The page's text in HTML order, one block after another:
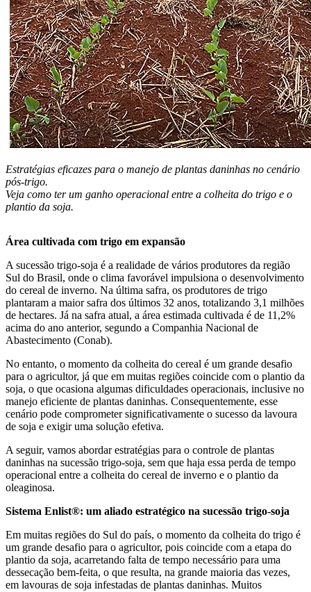
Estratégias eficazes para o manejo de plantas daninhas no cenário
pós-trigo.
Veja como ter um ganho operacional entre a colheita do trigo e o
plantio da soja.
Área cultivada com trigo em expansão
A sucessão trigo-soja é a realidade de vários produtores da região
Sul do Brasil, onde o clima favorável impulsiona o desenvolvimento
do cereal de inverno. Na última safra, os produtores de trigo
plantaram a maior safra dos últimos 32 anos, totalizando 3,1 milhões
de hectares. Já na safra atual, a área estimada cultivada é de 11,2%
acima do ano anterior, segundo a Companhia Nacional de
Abastecimento (Conab).
No entanto, o momento da colheita do cereal é um grande desafio
para o agricultor, já que em muitas regiões coincide com o plantio da
soja, o que ocasiona algumas dificuldades operacionais, inclusive no
manejo eficiente de plantas daninhas. Consequentemente, esse
cenário pode comprometer significativamente o sucesso da lavoura
de soja e exigir uma solução efetiva.
A seguir, vamos abordar estratégias para o controle de plantas
daninhas na sucessão trigo-soja, sem que haja essa perda de tempo
operacional entre a colheita do cereal de inverno e o plantio da
oleaginosa.
Sistema Enlist®: um aliado estratégico na sucessão trigo-soja
Em muitas regiões do Sul do país, o momento da colheita do trigo é
um grande desafio para o agricultor, pois coincide com a etapa do
plantio da soja, acarretando falta de tempo necessário para uma
dessecação bem-feita, o que resulta, na grande maioria das vezes,
em lavouras de soja infestadas de plantas daninhas. Muitos